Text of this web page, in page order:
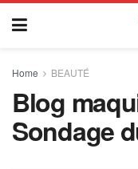
Home BEAUTÉ
Blog
Sondage